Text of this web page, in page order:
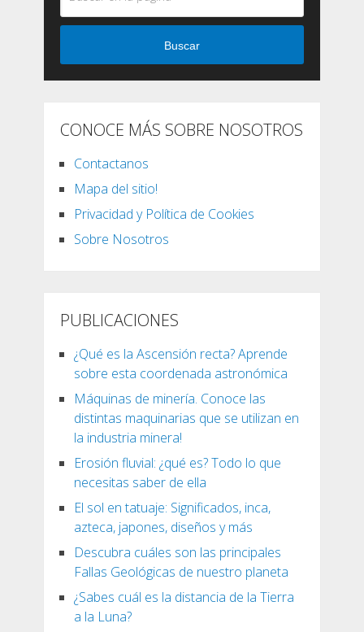
Buscar
CONOCE MÁS SOBRE NOSOTROS
Contactanos
Mapa del sitio!
Privacidad y Política de Cookies
Sobre Nosotros
PUBLICACIONES
¿Qué es la Ascensión recta? Aprende
sobre esta coordenada astronómica
Máquinas de minería. Conoce las
distintas maquinarias que se utilizan en
la industria minera!
Erosión fluvial: ¿qué es? Todo lo que
necesitas saber de ella
El sol en tatuaje: Significados, inca,
azteca, japones, diseños y más
Descubra cuáles son las principales
Fallas Geológicas de nuestro planeta
¿Sabes cuál es la distancia de la Tierra
a la Luna?